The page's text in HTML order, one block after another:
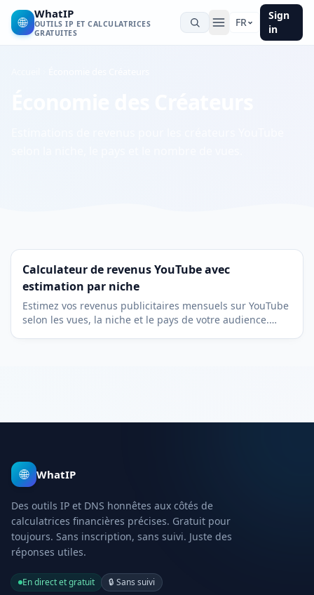
🌐
WhatIP
OUTILS IP ET CALCULATRICES
GRATUITES
FR
Sign
in
Calculateur de revenus YouTube avec
estimation par niche
Estimez vos revenus publicitaires mensuels sur YouTube
selon les vues, la niche et le pays de votre audience.
🌐 WhatIP
Des outils IP et DNS honnêtes aux côtés de
calculatrices financières précises. Gratuit pour
toujours. Sans inscription, sans suivi. Juste des
réponses utiles.
En direct et gratuit 🔒 Sans suivi